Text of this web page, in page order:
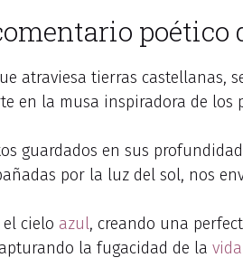
atraviesa tierras castellanas,
en la musa inspiradora de los
guardados en sus
por la luz del sol, nos
cielo azul, creando una
la fugacidad de la vida